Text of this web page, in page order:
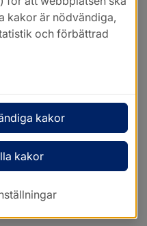
kakor är nödvändiga,
och förbättrad
kakor
kakor